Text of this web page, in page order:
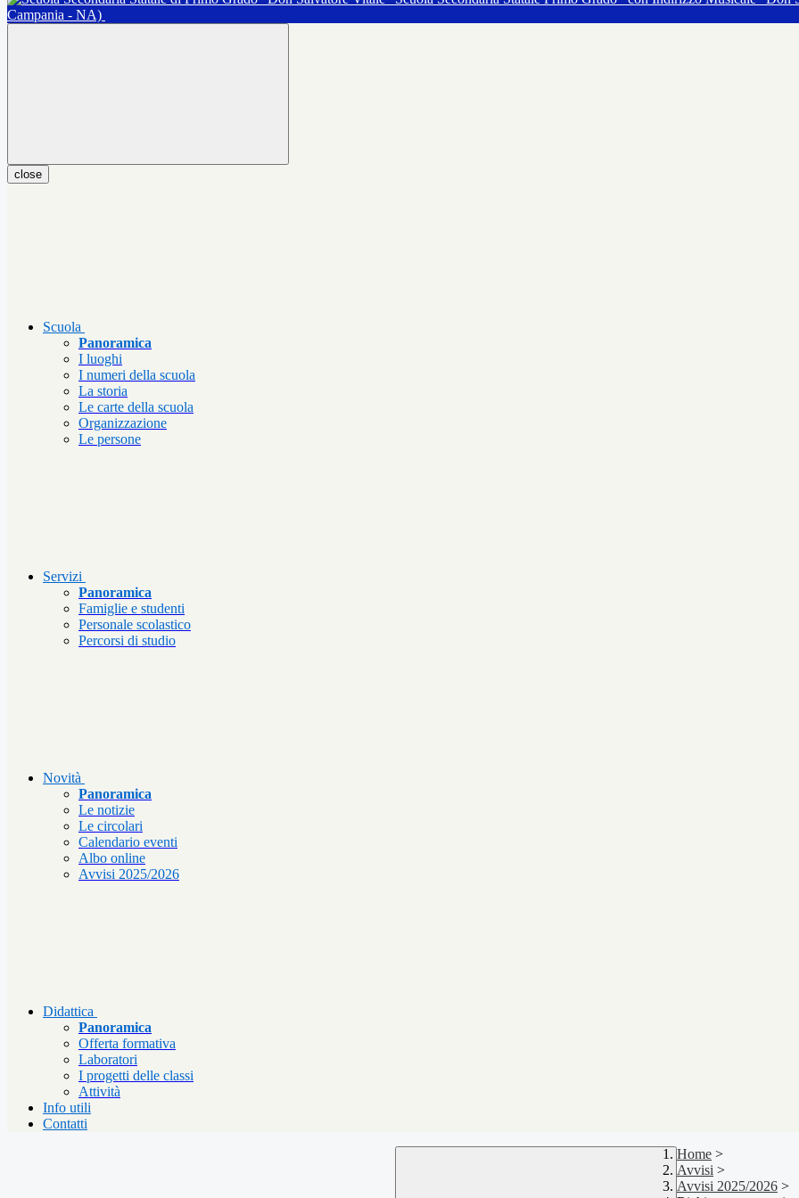
Campania - NA)
close
Scuola
Panoramica
I luoghi
I numeri della scuola
La storia
Le carte della scuola
Organizzazione
Le persone
Servizi
Panoramica
Famiglie e studenti
Personale scolastico
Percorsi di studio
Novità
Panoramica
Le notizie
Le circolari
Calendario eventi
Albo online
Avvisi 2025/2026
Didattica
Panoramica
Offerta formativa
Laboratori
I progetti delle classi
Attività
Info utili
Contatti
Home >
Avvisi >
Avvisi 2025/2026 >